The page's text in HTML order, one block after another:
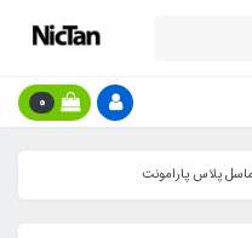
0
پلاس پارامونت